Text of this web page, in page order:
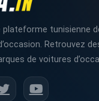
tunisienne
Retrouvez
de voitures